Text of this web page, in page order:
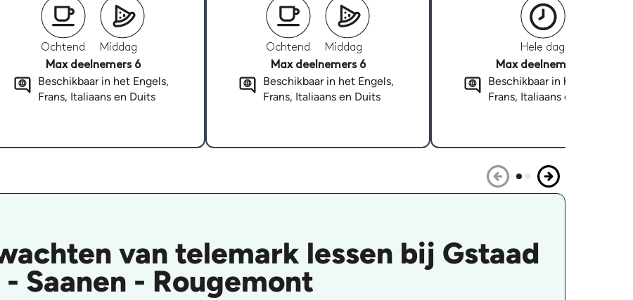
Ochtend
Middag
Max deelnemers 6
Beschikbaar in het Engels,
Frans, Italiaans en Duits
Ochtend
Middag
Max deelnemers 6
Beschikbaar in het Engels,
Frans, Italiaans en Duits
Hele dag
Max deelnemers 6
Beschikbaar in het Engels,
Frans, Italiaans en Duits
van telemark lessen bij Gstaad
- Saanen - Rougemont